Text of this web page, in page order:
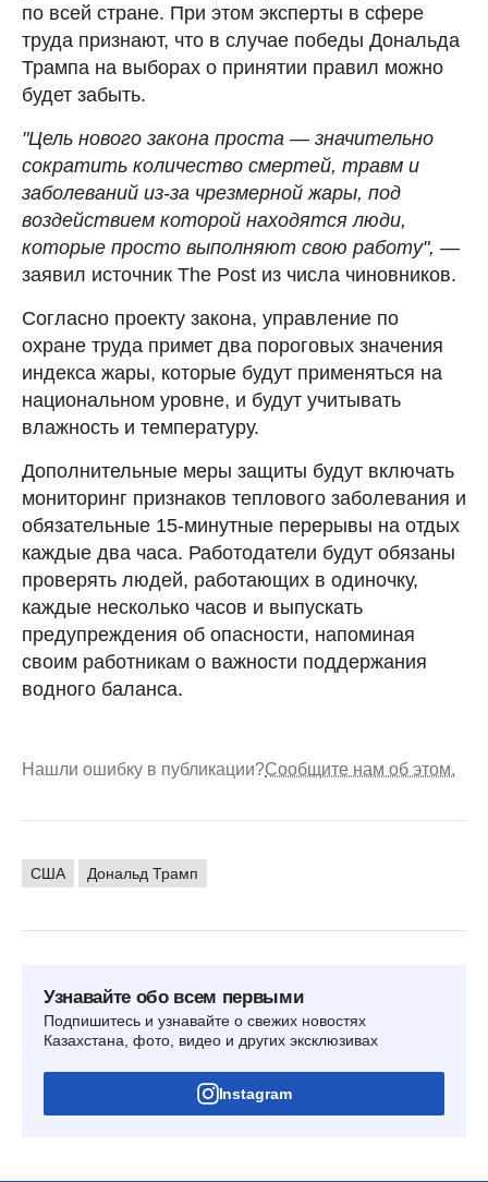
по всей стране. При этом эксперты в сфере
труда признают, что в случае победы Дональда
Трампа на выборах о принятии правил можно
будет забыть.
"Цель нового закона проста — значительно
сократить количество смертей, травм и
заболеваний из-за чрезмерной жары, под
воздействием которой находятся люди,
которые просто выполняют свою работу", —
заявил источник The Post из числа чиновников.
Согласно проекту закона, управление по
охране труда примет два пороговых значения
индекса жары, которые будут применяться на
национальном уровне, и будут учитывать
влажность и температуру.
Дополнительные меры защиты будут включать
мониторинг признаков теплового заболевания и
обязательные 15-минутные перерывы на отдых
каждые два часа. Работодатели будут обязаны
проверять людей, работающих в одиночку,
каждые несколько часов и выпускать
предупреждения об опасности, напоминая
своим работникам о важности поддержания
водного баланса.
Нашли ошибку в публикации?Сообщите нам об этом.
США Дональд Трамп
Узнавайте обо всем первыми
Подпишитесь и узнавайте о свежих новостях
Казахстана, фото, видео и других эксклюзивах
Instagram